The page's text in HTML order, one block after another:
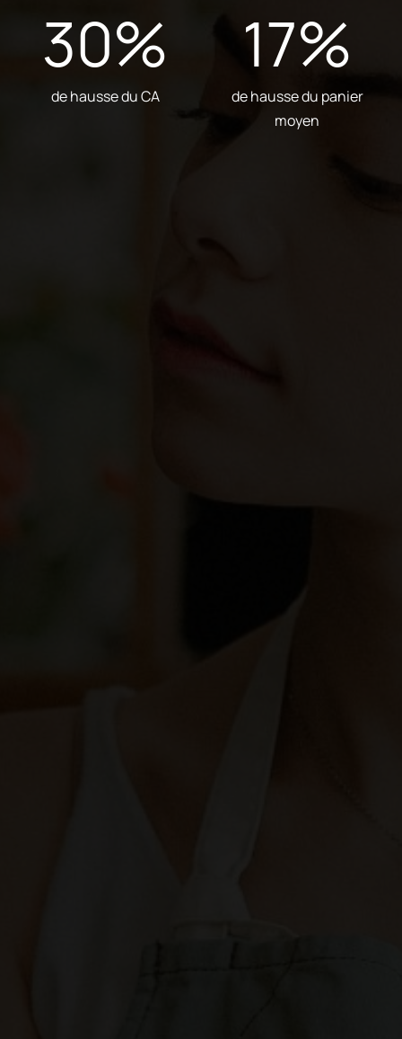
30%
de hausse du CA
17%
de hausse du panier
moyen